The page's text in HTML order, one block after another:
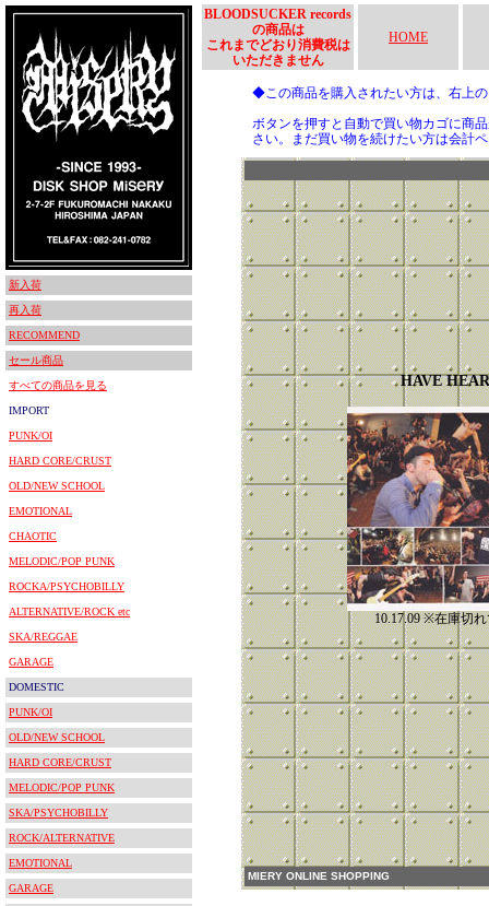
新入荷
再入荷
RECOMMEND
セール商品
すべての商品を見る
IMPORT
PUNK/OI
HARD CORE/CRUST
OLD/NEW SCHOOL
EMOTIONAL
CHAOTIC
MELODIC/POP PUNK
ROCKA/PSYCHOBILLY
ALTERNATIVE/ROCK etc
SKA/REGGAE
GARAGE
DOMESTIC
PUNK/OI
OLD/NEW SCHOOL
HARD CORE/CRUST
MELODIC/POP PUNK
SKA/PSYCHOBILLY
ROCK/ALTERNATIVE
EMOTIONAL
GARAGE
BLOODSUCKER records
の商品は
これまでどおり消費税は
いただきません
HOME
◆この商品を購入されたい方は、右上
ボタンを押すと自動で買い物カゴに商
さい。まだ買い物を続けたい方は会計
HAVE
10.17.09 ※在庫切
MIERY ONLINE SHOPPING